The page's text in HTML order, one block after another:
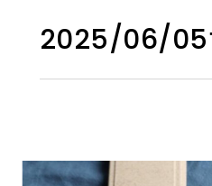
2025/06/05